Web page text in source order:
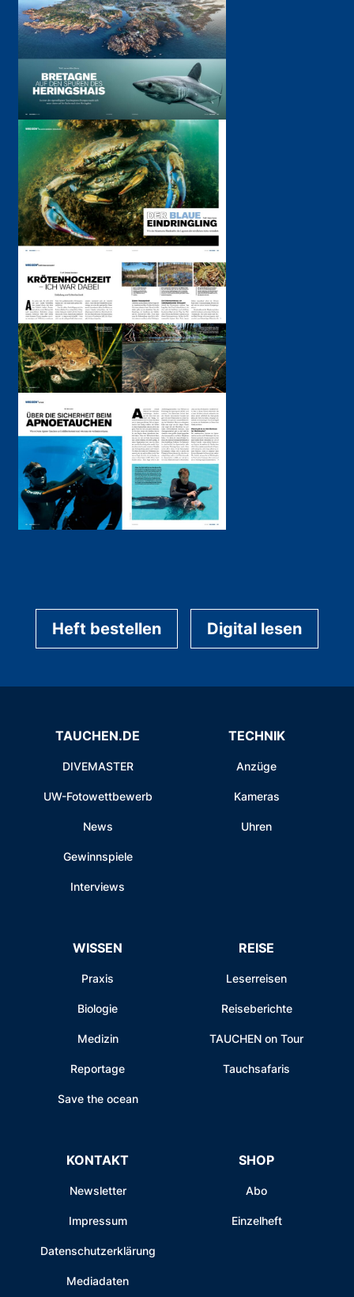
Heft bestellen Digital lesen
TAUCHEN.DE
DIVEMASTER
UW-Fotowettbewerb
News
Gewinnspiele
Interviews
TECHNIK
Anzüge
Kameras
Uhren
WISSEN
Praxis
Biologie
Medizin
Reportage
Save the ocean
REISE
Leserreisen
Reiseberichte
TAUCHEN on Tour
Tauchsafaris
KONTAKT
Newsletter
Impressum
Datenschutzerklärung
Mediadaten
SHOP
Abo
Einzelheft